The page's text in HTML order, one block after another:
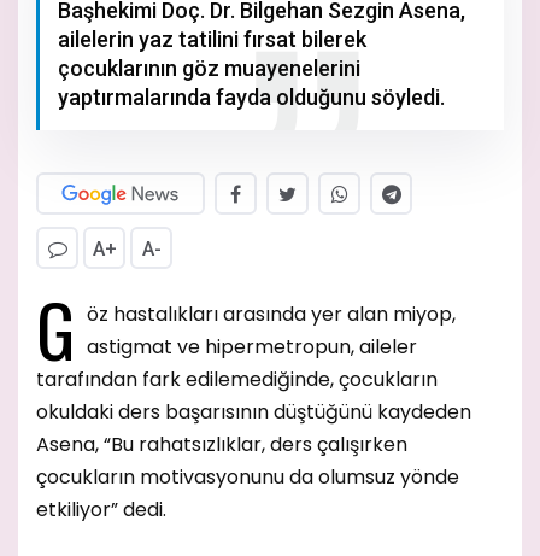
Başhekimi Doç. Dr. Bilgehan Sezgin Asena,
ailelerin yaz tatilini fırsat bilerek
çocuklarının göz muayenelerini
yaptırmalarında fayda olduğunu söyledi.
A+ A-
G öz hastalıkları arasında yer alan miyop,
astigmat ve hipermetropun, aileler
tarafından fark edilemediğinde, çocukların
okuldaki ders başarısının düştüğünü kaydeden
Asena, “Bu rahatsızlıklar, ders çalışırken
çocukların motivasyonunu da olumsuz yönde
etkiliyor” dedi.